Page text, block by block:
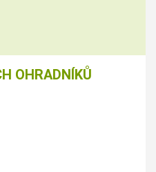
OHRADNÍKŮ